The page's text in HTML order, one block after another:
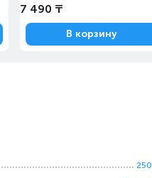
7 490 ₸
В корзину
250